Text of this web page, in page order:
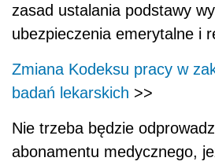
zasad ustalania podstawy
ubezpieczenia emerytalne i
Zmiana Kodeksu pracy w
badań lekarskich >>
Nie trzeba będzie
abonamentu medycznego,